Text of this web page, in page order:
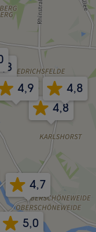
4,8
4,8
4,7
5,0
4,9